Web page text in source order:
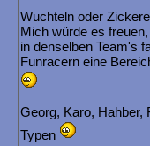
Wuchteln oder
Mich würde es
in denselben Team's
Funracern eine
Georg, Karo, Hahber,
Typen